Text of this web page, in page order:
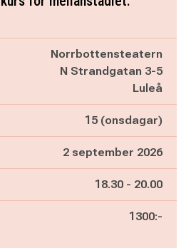
Norrbottensteatern
N Strandgatan 3-5
Luleå
15 (onsdagar)
2 september 2026
Pågår mellan
18.30 - och
20.00
1300:-